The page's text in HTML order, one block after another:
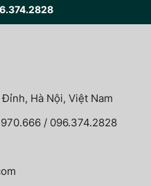
Hà Nội, Việt Nam
/ 096.374.2828